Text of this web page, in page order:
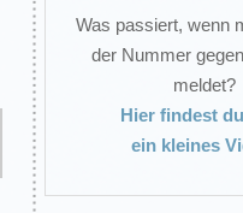
Was passiert, wenn
der Nummer
meldet?
Hier findest
ein kleines